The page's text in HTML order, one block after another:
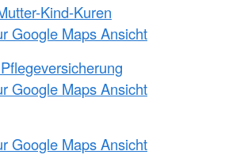
Kind-Kuren
Google Maps Ansicht
Google Maps Ansicht
Google Maps Ansicht